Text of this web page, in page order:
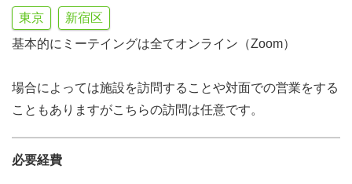
東京
新宿区
基本的にミーテイングは全てオンライン（Zoom）
場合によっては施設を訪問することや対面での営業をする
こともありますがこちらの訪問は任意です。
必要経費